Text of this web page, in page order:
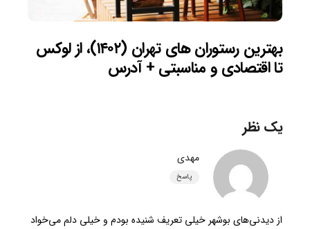
بهترین رستوران های تهران (۱۴۰۲)، از لوکس
تا اقتصادی و مناسبتی + آدرس
یک نظر
مهدی
پاسخ
از دیدنی‌های بوشهر خیلی تعریف شنیده بودم و خیلی دلم می‌خواد